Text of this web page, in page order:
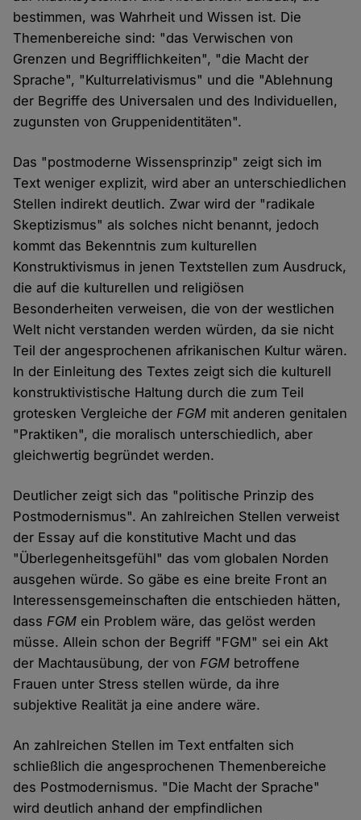
bestimmen, was Wahrheit und Wissen ist. Die
Themenbereiche sind: "das Verwischen von
Grenzen und Begrifflichkeiten", "die Macht der
Sprache", "Kulturrelativismus" und die "Ablehnung
der Begriffe des Universalen und des Individuellen,
zugunsten von Gruppenidentitäten".
Das "postmoderne Wissensprinzip" zeigt sich im
Text weniger explizit, wird aber an unterschiedlichen
Stellen indirekt deutlich. Zwar wird der "radikale
Skeptizismus" als solches nicht benannt, jedoch
kommt das Bekenntnis zum kulturellen
Konstruktivismus in jenen Textstellen zum Ausdruck,
die auf die kulturellen und religiösen
Besonderheiten verweisen, die von der westlichen
Welt nicht verstanden werden würden, da sie nicht
Teil der angesprochenen afrikanischen Kultur wären.
In der Einleitung des Textes zeigt sich die kulturell
konstruktivistische Haltung durch die zum Teil
grotesken Vergleiche derFGM mit anderen genitalen
"Praktiken", die moralisch unterschiedlich, aber
gleichwertig begründet werden.
Deutlicher zeigt sich das "politische Prinzip des
Postmodernismus". An zahlreichen Stellen verweist
der Essay auf die konstitutive Macht und das
"Überlegenheitsgefühl" das vom globalen Norden
ausgehen würde. So gäbe es eine breite Front an
Interessensgemeinschaften die entschieden hätten,
dassFGM ein Problem wäre, das gelöst werden
müsse. Allein schon der Begriff "FGM" sei ein Akt
der Machtausübung, der vonFGM betroffene
Frauen unter Stress stellen würde, da ihre
subjektive Realität ja eine andere wäre.
An zahlreichen Stellen im Text entfalten sich
schließlich die angesprochenen Themenbereiche
des Postmodernismus. "Die Macht der Sprache"
wird deutlich anhand der empfindlichen